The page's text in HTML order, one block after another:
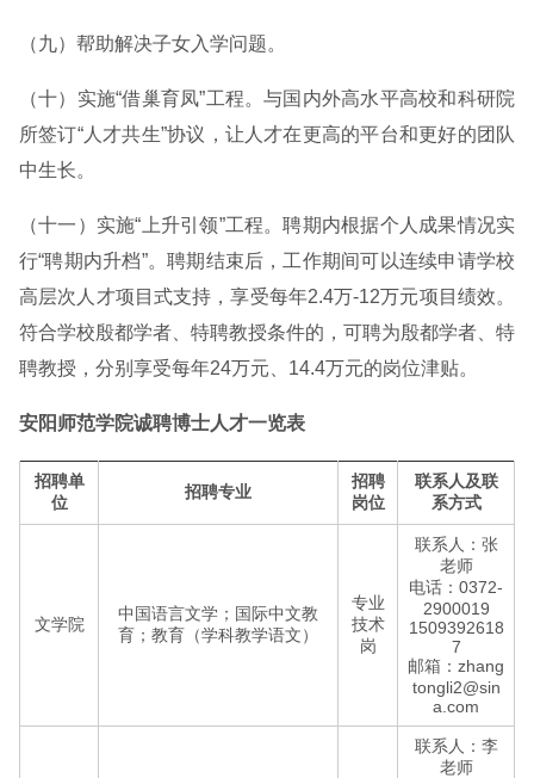
（九）帮助解决子女入学问题。
（十）实施“借巢育凤”工程。与国内外高水平高校和科研院
所签订“人才共生”协议，让人才在更高的平台和更好的团队
中生长。
（十一）实施“上升引领”工程。聘期内根据个人成果情况实
行“聘期内升档”。聘期结束后，工作期间可以连续申请学校
高层次人才项目式支持，享受每年2.4万-12万元项目绩效。
符合学校殷都学者、特聘教授条件的，可聘为殷都学者、特
聘教授，分别享受每年24万元、14.4万元的岗位津贴。
安阳师范学院诚聘博士人才一览表
招聘单
位
招聘专业
招聘
岗位
联系人及联
系方式
文学院
中国语言文学；国际中文教
育；教育（学科教学语文）
专业
技术
岗
联系人：张
老师
电话：0372-
2900019
1509392618
7
邮箱：zhang
tongli2@sin
a.com
联系人：李
老师